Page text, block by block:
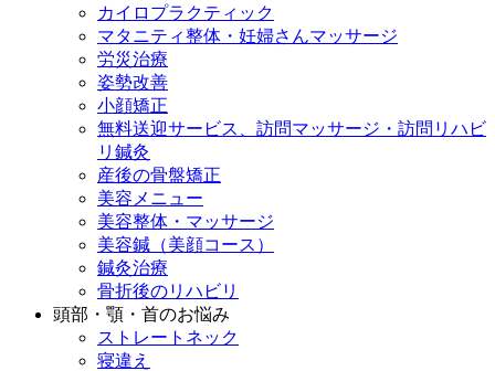
カイロプラクティック
マタニティ整体・妊婦さんマッサージ
労災治療
姿勢改善
小顔矯正
無料送迎サービス、訪問マッサージ・訪問リハビ
リ鍼灸
産後の骨盤矯正
美容メニュー
美容整体・マッサージ
美容鍼（美顔コース）
鍼灸治療
骨折後のリハビリ
頭部・顎・首のお悩み
ストレートネック
寝違え